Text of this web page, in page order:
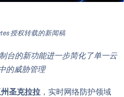
授权转载的新闻稿
台的新功能进一步简化了单一云
的威胁管理
圣克拉拉 ，实时网络防护领域